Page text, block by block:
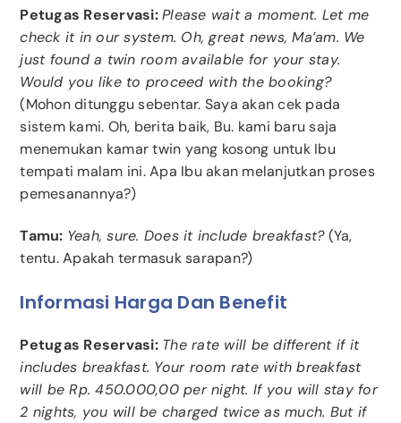
Petugas Reservasi: Please wait a moment. Let me
check it in our system. Oh, great news, Ma’am. We
just found a twin room available for your stay.
Would you like to proceed with the booking?
(Mohon ditunggu sebentar. Saya akan cek pada
sistem kami. Oh, berita baik, Bu. kami baru saja
menemukan kamar twin yang kosong untuk Ibu
tempati malam ini. Apa Ibu akan melanjutkan proses
pemesanannya?)
Tamu: Yeah, sure. Does it include breakfast?(Ya,
tentu. Apakah termasuk sarapan?)
Informasi Harga Dan Benefit
Petugas Reservasi: The rate will be different if it
includes breakfast. Your room rate with breakfast
will be Rp. 450.000,00 per night. If you will stay for
2 nights, you will be charged twice as much. But if